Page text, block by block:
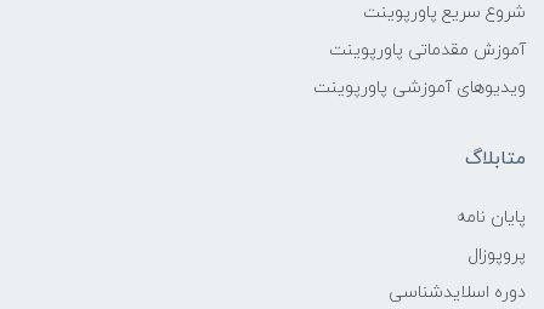
شروع سریع پاورپوینت
آموزش مقدماتی پاورپوینت
ویدیوهای آموزشی پاورپوینت
متابلاگ
پایان نامه
پروپوزال
دوره اسلایدشناسی